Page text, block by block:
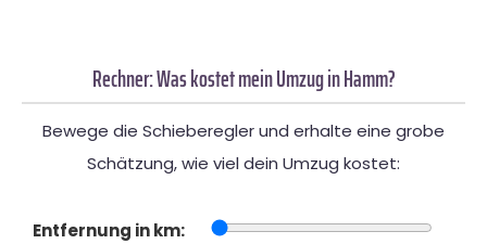
Rechner: Was kostet mein Umzug in Hamm?
Bewege die Schieberegler und erhalte eine grobe
Schätzung, wie viel dein Umzug kostet:
Entfernung in km: